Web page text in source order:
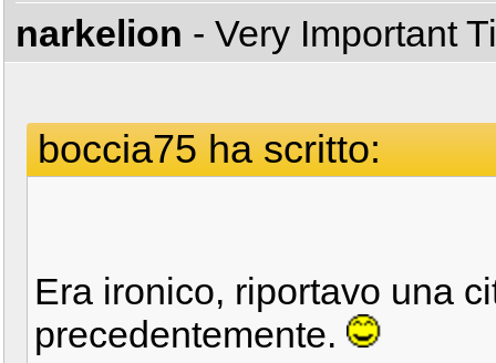
narkelion - Very Important
boccia75 ha scritto:
Era ironico, riportavo una
precedentemente.